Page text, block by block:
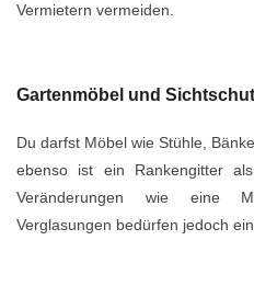
Vermietern vermeiden.
Gartenmöbel und
Du darfst Möbel wie Stühle,
ebenso ist ein Rankengitter
Veränderungen wie eine
Verglasungen bedürfen jedoch